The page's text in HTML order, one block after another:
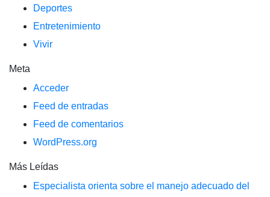
Deportes
Entretenimiento
Vivir
Meta
Acceder
Feed de entradas
Feed de comentarios
WordPress.org
Más Leídas
Especialista orienta sobre el manejo adecuado del